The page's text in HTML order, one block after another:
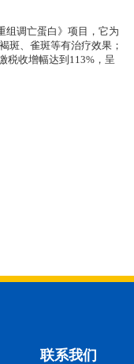
组调亡蛋白》项目，它为
斑、雀斑等有治疗效果；
税收增幅达到113%，呈
联系我们